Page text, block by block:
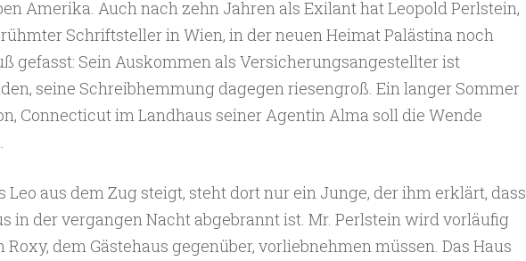
Amerika. Auch nach zehn Jahren als Exilant hat Leopold Perlstein,
Schriftsteller in Wien, in der neuen Heimat Palästina noch
gefasst: Sein Auskommen als Versicherungsangestellter ist
seine Schreibhemmung dagegen riesengroß. Ein langer Sommer
Connecticut im Landhaus seiner Agentin Alma soll die Wende
Leo aus dem Zug steigt, steht dort nur ein Junge, der ihm erklärt, dass
in der vergangen Nacht abgebrannt ist. Mr. Perlstein wird vorläufig
Roxy, dem Gästehaus gegenüber, vorliebnehmen müssen. Das Haus